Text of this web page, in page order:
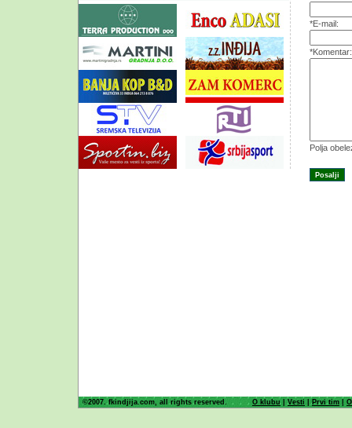
*E-mail:
*Komentar:
Polja
©2007. fkindjija.com, all rights reserved. O klubu |Vesti | Prvi tim |